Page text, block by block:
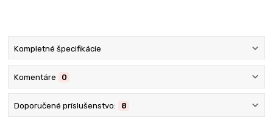
Kompletné špecifikácie
Komentáre 0
Doporučené príslušenstvo: 8